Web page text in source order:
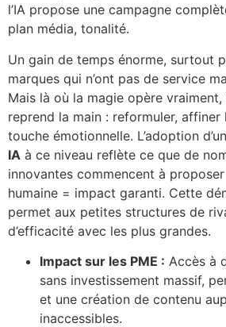
l’IA propose une campagne
plan média, tonalité.
Un gain de temps énorme, surtout
marques qui n’ont pas de service
Mais là où la magie opère vraiment,
reprend la main : reformuler, affiner
touche émotionnelle. L’adoption
IA à ce niveau reflète ce que de
innovantes commencent à
humaine = impact garanti. Cette
permet aux petites structures de
d’efficacité avec les plus grandes.
Impact sur les PME : Accès à
sans investissement massif,
et une création de contenu
inaccessibles.